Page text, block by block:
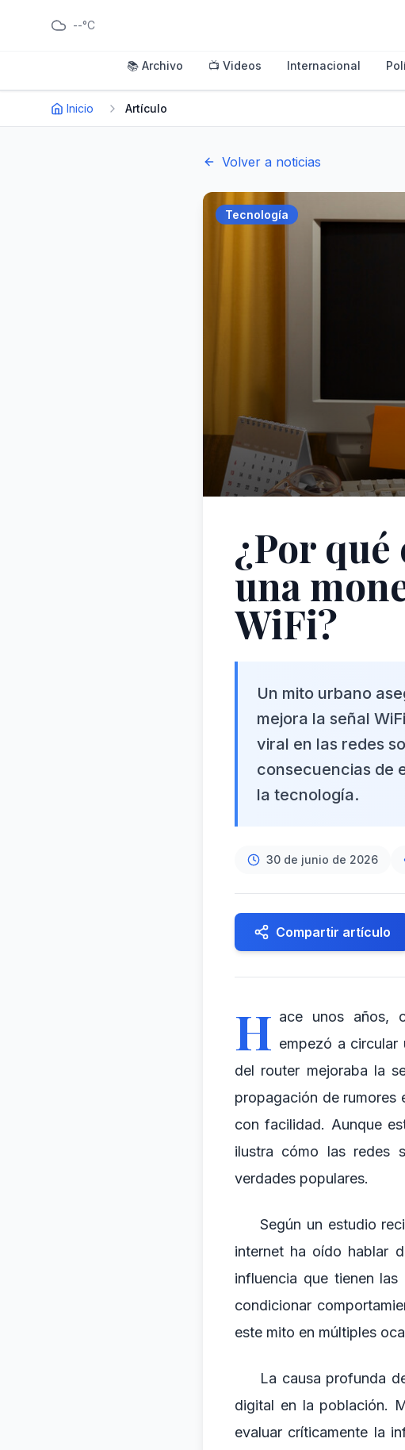
--°C
📚 Archivo 📺 Videos Internacional
Inicio Artículo
Volver a noticias
Tecnología
¿Por
una
WiFi?
Un mito urbano
mejora la señal
viral en las redes
consecuencias de
la tecnología.
30 de junio de 2026
Compartir artículo
H ace unos años,
empezó a circular
del router mejoraba la
propagación de rumores
con facilidad. Aunque
ilustra cómo las redes
verdades populares.
Según un estudio
internet ha oído hablar
influencia que tienen
condicionar
este mito en múltiples
La causa profunda
digital en la población.
evaluar críticamente la